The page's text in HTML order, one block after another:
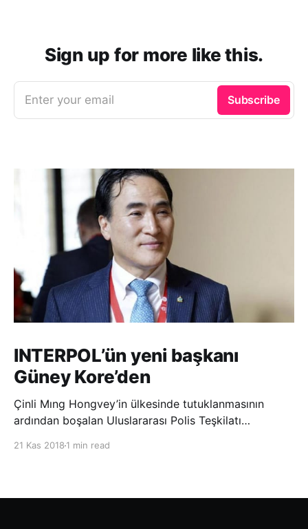
Sign up for more like this.
Enter your email Subscribe
INTERPOL’ün yeni başkanı
Güney Kore’den
Çinli Mıng Hongvey’in ülkesinde tutuklanmasının
ardından boşalan Uluslararası Polis Teşkilatı
21 Kas 2018 1 min read